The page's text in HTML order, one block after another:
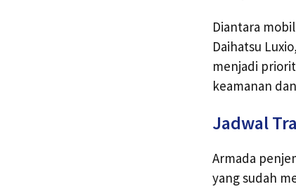
Diantara
Daihatsu
menjadi
keamanan
Jadwal
Armada
yang sudah